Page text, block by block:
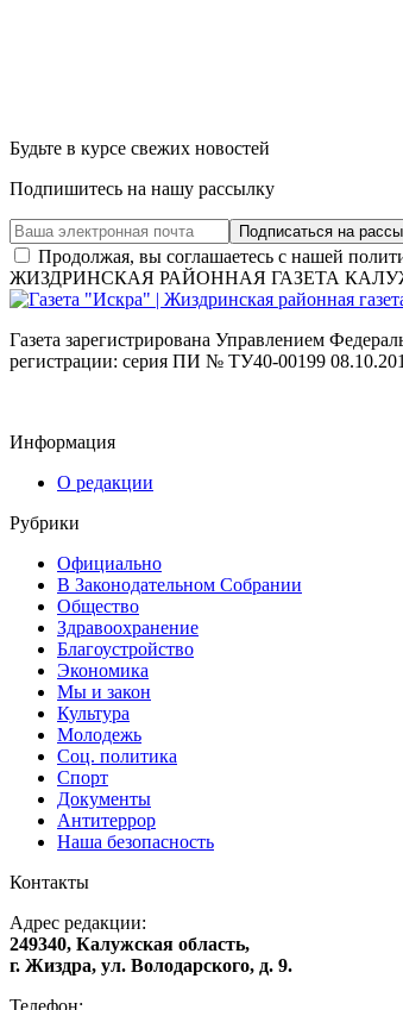
Будьте в курсе свежих новостей
Подпишитесь на нашу рассылку
Продолжая, вы соглашаетесь с нашей
ЖИЗДРИНСКАЯ РАЙОННАЯ ГАЗЕТА
Газета зарегистрирована Управлением
регистрации: серия ПИ № ТУ40-00199
Информация
О редакции
Рубрики
Официально
В Законодательном Собрании
Общество
Здравоохранение
Благоустройство
Экономика
Мы и закон
Культура
Молодежь
Соц. политика
Спорт
Документы
Антитеррор
Наша безопасность
Контакты
Адрес редакции:
249340, Калужская область,
г. Жиздра, ул. Володарского, д. 9.
Телефон: